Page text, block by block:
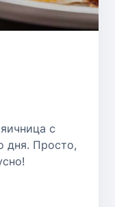
с
дня. Просто,